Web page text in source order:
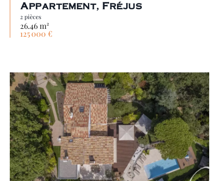
Appartement, Fréjus
2 pièces
26.46 m²
125 000 €